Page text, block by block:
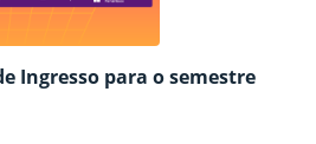
Ingresso para o semestre